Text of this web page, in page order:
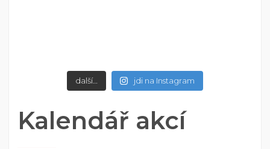
další… jdi na Instagram
Kalendář akcí